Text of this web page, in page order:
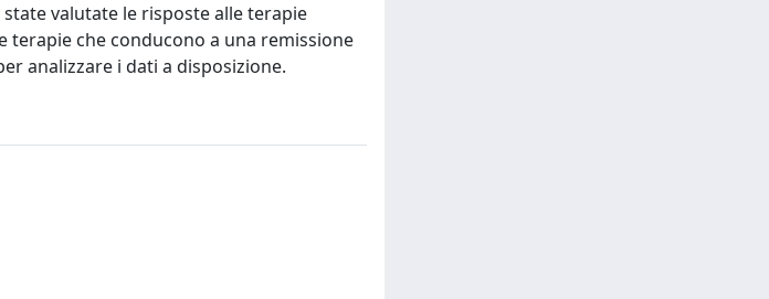
valutate le risposte alle terapie
terapie che conducono a una remissione
analizzare i dati a disposizione.